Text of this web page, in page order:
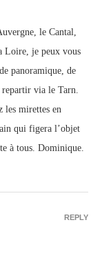
le Cantal,
Loire, je peux vous
panoramique, de
via le Tarn.
les mirettes en
qui figera l’objet
à tous. Dominique.
REPLY